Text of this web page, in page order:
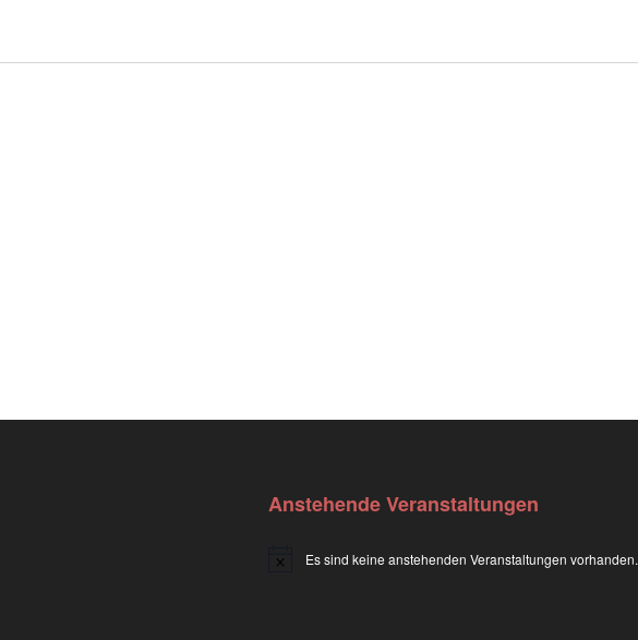
Anstehende Veranstaltungen
H
Es sind keine anstehenden Veranstaltungen vorhanden.